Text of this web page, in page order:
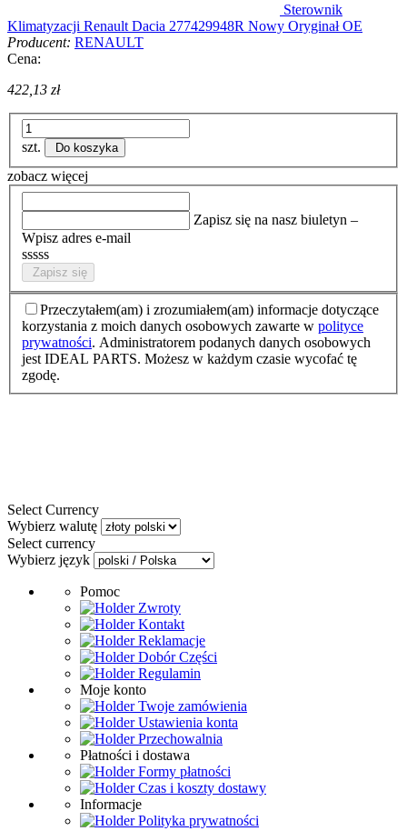
Sterownik
Klimatyzacji Renault Dacia 277429948R Nowy Oryginał OE
Producent: RENAULT
Cena:
422,13 zł
szt. Do koszyka
zobacz więcej
Zapisz się na nasz biuletyn –
Wpisz adres e-mail
sssss
Zapisz się
Przeczytałem(am) i zrozumiałem(am) informacje dotyczące
korzystania z moich danych osobowych zawarte w polityce
prywatności. Administratorem podanych danych osobowych
jest IDEAL PARTS. Możesz w każdym czasie wycofać tę
zgodę.
Select Currency
Wybierz walutę
Select currency
Wybierz język
Pomoc
Zwroty
Kontakt
Reklamacje
Dobór Części
Regulamin
Moje konto
Twoje zamówienia
Ustawienia konta
Przechowalnia
Płatności i dostawa
Formy płatności
Czas i koszty dostawy
Informacje
Polityka prywatności